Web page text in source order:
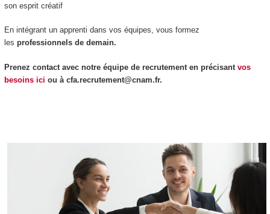
son esprit créatif
En intégrant un apprenti dans vos équipes, vous formez
les professionnels de demain.
Prenez contact avec notre équipe de recrutement en précisant vos
besoins ici ou à cfa.recrutement@cnam.fr.